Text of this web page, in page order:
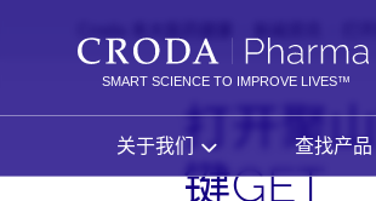
SMART SCIENCE TO IMPROVE LIVES™
关于我们 查找产品
打开聚
键